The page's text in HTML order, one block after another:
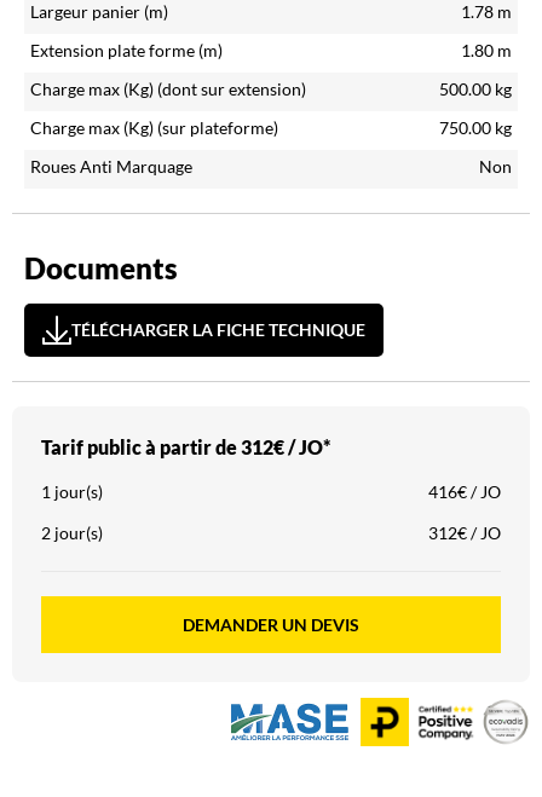
Largeur panier (m)
1.78 m
Extension plate forme (m)
1.80 m
Charge max (Kg) (dont sur extension) 500.00 kg
Charge max (Kg) (sur plateforme) 750.00 kg
Roues Anti Marquage
Non
Documents
TÉLÉCHARGER LA FICHE TECHNIQUE
Tarif public à partir de312€ / JO*
1 jour(s)
416€ / JO
2 jour(s)
312€ / JO
DEMANDER UN DEVIS